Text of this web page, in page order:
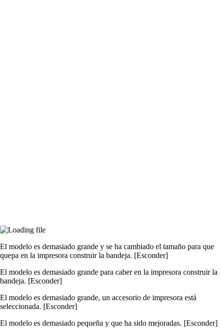
El modelo es demasiado grande y se ha cambiado el tamaño para que
quepa en la impresora construir la bandeja. [Esconder]
El modelo es demasiado grande para caber en la impresora construir la
bandeja. [Esconder]
El modelo es demasiado grande, un accesorio de impresora está
seleccionada. [Esconder]
El modelo es demasiado pequeña y que ha sido mejoradas. [Esconder]